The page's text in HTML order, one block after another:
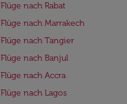
Flüge nach Rabat
Flüge nach Marrakech
Flüge nach Tangier
Flüge nach Banjul
Flüge nach Accra
Flüge nach Lagos